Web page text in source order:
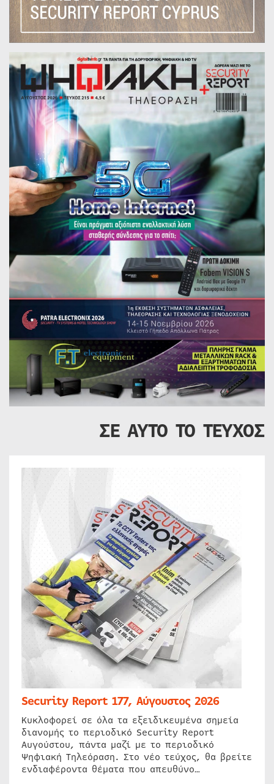
ΣΕ ΑΥΤΟ ΤΟ ΤΕΥΧΟΣ
Security Report 177, Αύγουστος 2026
Κυκλοφορεί σε όλα τα εξειδικευμένα σημεία
διανομής το περιοδικό Security Report
Αυγούστου, πάντα μαζί με το περιοδικό
Ψηφιακή Τηλεόραση. Στο νέο τεύχος, θα βρείτε
ενδιαφέροντα θέματα που απευθύνο…